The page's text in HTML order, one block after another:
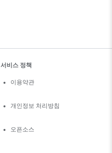
서비스 정책
이용약관
개인정보 처리방침
오픈소스